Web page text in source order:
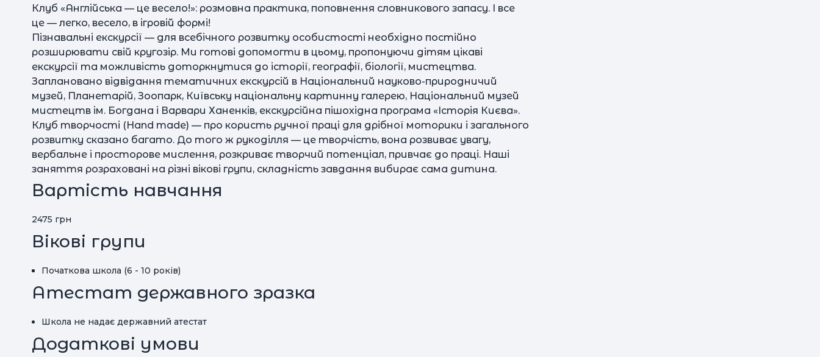
Клуб «Англійська — це весело!»: розмовна практика, поповнення словникового запасу. І все
це — легко, весело, в ігровій формі!
Пізнавальні екскурсії — для всебічного розвитку особистості необхідно постійно
розширювати свій кругозір. Ми готові допомогти в цьому, пропонуючи дітям цікаві
екскурсії та можливість доторкнутися до історії, географії, біології, мистецтва.
Заплановано відвідання тематичних екскурсій в Національний науково-природничий
музей, Планетарій, Зоопарк, Київську національну картинну галерею, Національний музей
мистецтв ім. Богдана і Варвари Ханенків, екскурсійна пішохідна програма «Історія Києва».
Клуб творчості (Hand made) — про користь ручної праці для дрібної моторики і загального
розвитку сказано багато. До того ж рукоділля — це творчість, вона розвиває увагу,
вербальне і просторове мислення, розкриває творчий потенціал, привчає до праці. Наші
заняття розраховані на різні вікові групи, складність завдання вибирає сама дитина.
Вартість навчання
2475 грн
Вікові групи
Початкова школа (6 - 10 років)
Атестат державного зразка
Школа не надає державний атестат
Додаткові умови